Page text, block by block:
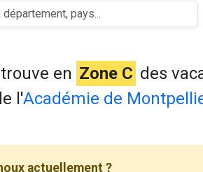
en Zone C des
l'Académie de
actuellement ?